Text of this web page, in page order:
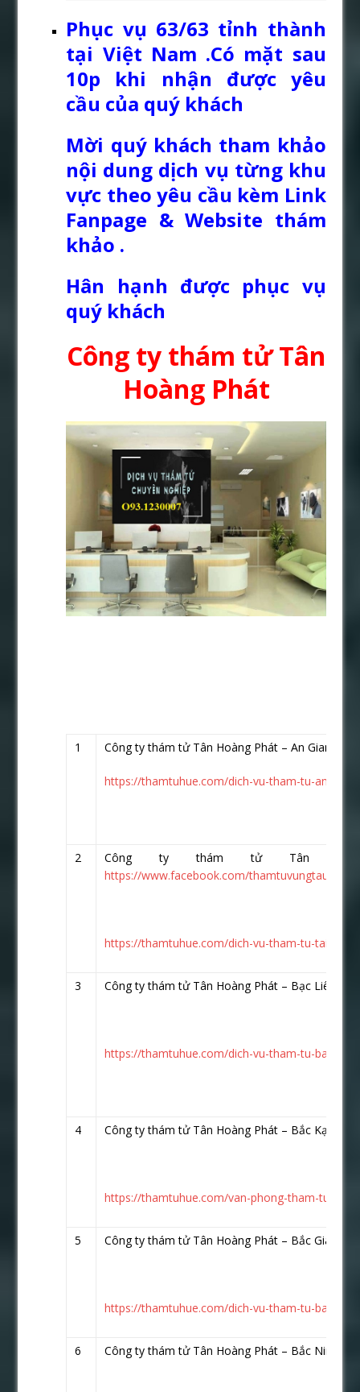
Phục vụ 63/63 tỉnh thành
tại Việt Nam .Có mặt sau
10p khi nhận được yêu
cầu của quý khách
Mời quý khách tham khảo
nội dung dịch vụ từng khu
vực theo yêu cầu kèm Link
Fanpage & Website thám
khảo .
Hân hạnh được phục vụ
quý khách
Công ty thám tử Tân
Hoàng Phát
1 Công ty thám tử Tân Hoàng Phát – An Giang
https://thamtuhue.com/dich-vu-tham-tu-an-
2
Công ty thám tử Tân
https://www.facebook.com/thamtuvungtau.vn/
https://thamtuhue.com/dich-vu-tham-tu-tai-
3 Công ty thám tử Tân Hoàng Phát – Bạc Liêu
https://thamtuhue.com/dich-vu-tham-tu-bac-
4 Công ty thám tử Tân Hoàng Phát – Bắc Kạn
https://thamtuhue.com/van-phong-tham-tu-tai-
5 Công ty thám tử Tân Hoàng Phát – Bắc Giang
https://thamtuhue.com/dich-vu-tham-tu-bac-
6 Công ty thám tử Tân Hoàng Phát – Bắc Ninh